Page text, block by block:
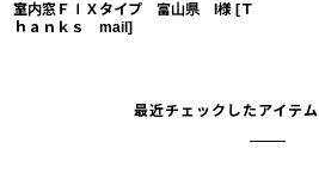
室内窓ＦＩＸタイプ 富山県 I様 [Ｔ
ｈａｎｋｓ mail ]
最近チェックしたアイテム